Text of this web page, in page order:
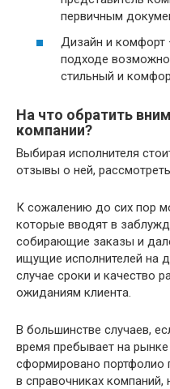
первичным
Дизайн и комфорт
подходе
стильный и
На что обратить
компании?
Выбирая исполнителя
отзывы о ней,
К сожалению до сих пор
которые вводят в
собирающие заказы и
ищущие исполнителей на
случае сроки и качество
ожиданиям клиента.
В большинстве случаев,
время пребывает на
сформировано портфолио
в справочниках компаний,